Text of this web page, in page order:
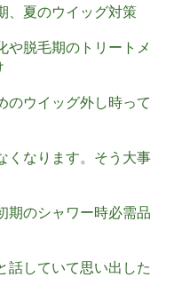
、夏のウイッグ対策
や脱毛期のトリートメ
のウイッグ外し時って
くなります。そう大事
期のシャワー時必需品
話していて思い出した